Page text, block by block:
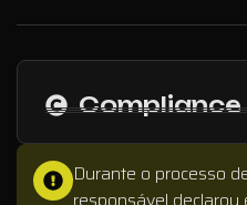
Compliance
Durante o processo